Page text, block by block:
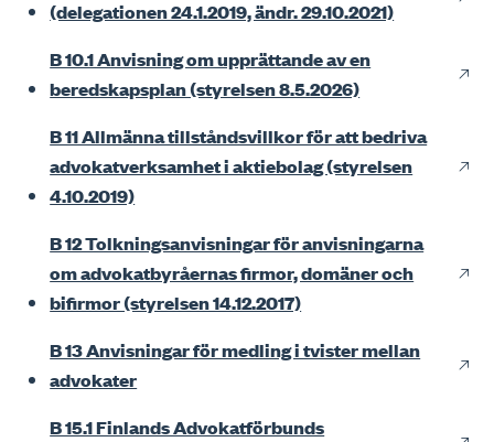
(delegationen 24.1.2019, ändr. 29.10.2021)
B 10.1 Anvisning om upprättande av en
beredskapsplan (styrelsen 8.5.2026)
B 11 Allmänna tillståndsvillkor för att bedriva
advokatverksamhet i aktiebolag (styrelsen
4.10.2019)
B 12 Tolkningsanvisningar för anvisningarna
om advokatbyråernas firmor, domäner och
bifirmor (styrelsen 14.12.2017)
B 13 Anvisningar för medling i tvister mellan
advokater
B 15.1 Finlands Advokatförbunds